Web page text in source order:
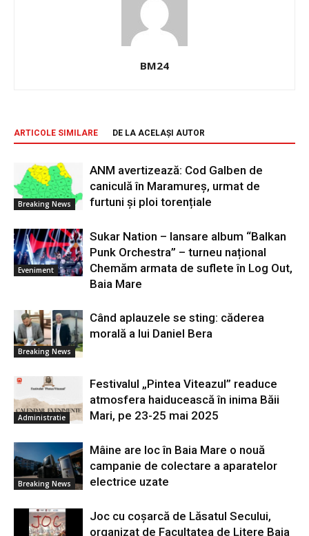
BM24
ARTICOLE SIMILARE DE LA ACELAȘI AUTOR
Breaking News
ANM avertizează: Cod Galben de
caniculă în Maramureș, urmat de
furtuni și ploi torențiale
Eveniment
Sukar Nation – lansare album “Balkan
Punk Orchestra” – turneu național
Chemăm armata de suflete în Log Out,
Baia Mare
Breaking News
Când aplauzele se sting: căderea
morală a lui Daniel Bera
Administratie
Festivalul „Pintea Viteazul” readuce
atmosfera haiducească în inima Băii
Mari, pe 23-25 mai 2025
Breaking News
Mâine are loc în Baia Mare o nouă
campanie de colectare a aparatelor
electrice uzate
Joc cu coșarcă de Lăsatul Secului,
organizat de Facultatea de Litere Baia